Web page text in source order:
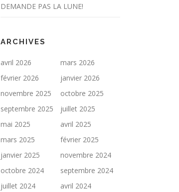
DEMANDE PAS LA LUNE!
ARCHIVES
avril 2026
mars 2026
février 2026
janvier 2026
novembre 2025
octobre 2025
septembre 2025
juillet 2025
mai 2025
avril 2025
mars 2025
février 2025
janvier 2025
novembre 2024
octobre 2024
septembre 2024
juillet 2024
avril 2024